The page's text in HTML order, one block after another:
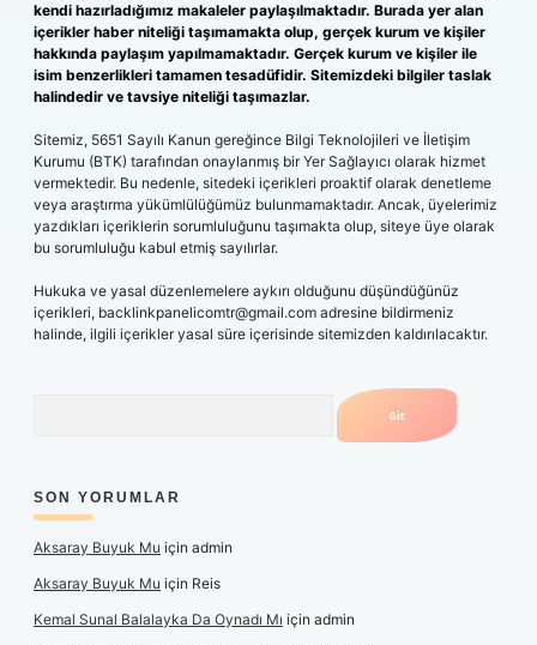
kendi hazırladığımız makaleler paylaşılmaktadır. Burada yer alan
içerikler haber niteliği taşımamakta olup, gerçek kurum ve kişiler
hakkında paylaşım yapılmamaktadır. Gerçek kurum ve kişiler ile
isim benzerlikleri tamamen tesadüfidir. Sitemizdeki bilgiler taslak
halindedir ve tavsiye niteliği taşımazlar.
Sitemiz, 5651 Sayılı Kanun gereğince Bilgi Teknolojileri ve İletişim
Kurumu (BTK) tarafından onaylanmış bir Yer Sağlayıcı olarak hizmet
vermektedir. Bu nedenle, sitedeki içerikleri proaktif olarak denetleme
veya araştırma yükümlülüğümüz bulunmamaktadır. Ancak, üyelerimiz
yazdıkları içeriklerin sorumluluğunu taşımakta olup, siteye üye olarak
bu sorumluluğu kabul etmiş sayılırlar.
Hukuka ve yasal düzenlemelere aykırı olduğunu düşündüğünüz
içerikleri, backlinkpanelicomtr@gmail.com adresine bildirmeniz
halinde, ilgili içerikler yasal süre içerisinde sitemizden kaldırılacaktır.
SON YORUMLAR
Aksaray Buyuk Mu için admin
Aksaray Buyuk Mu için Reis
Kemal Sunal Balalayka Da Oynadı Mı için admin